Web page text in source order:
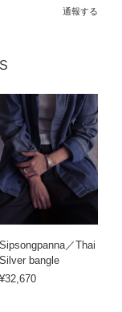
通報する
Sipsongpanna／Thai
Silver bangle
¥32,670